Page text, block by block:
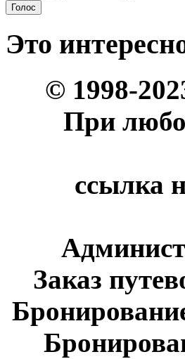
Это
© 1998-
При
ссылка
Заказ